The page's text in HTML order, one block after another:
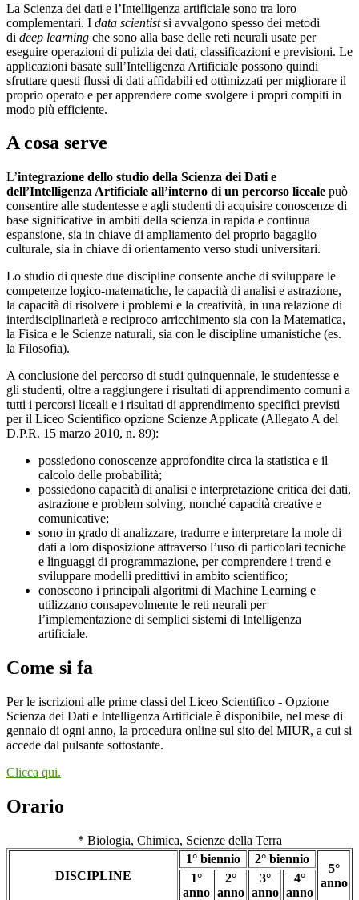
La Scienza dei dati e l’Intelligenza artificiale sono tra loro
complementari. I data scientist si avvalgono spesso dei metodi
di deep learning che sono alla base delle reti neurali usate per
eseguire operazioni di pulizia dei dati, classificazioni e previsioni. Le
applicazioni basate sull’Intelligenza Artificiale possono quindi
sfruttare questi flussi di dati affidabili ed ottimizzati per migliorare il
proprio operato e per apprendere come svolgere i propri compiti in
modo più efficiente.
A cosa serve
L’integrazione dello studio della Scienza dei Dati e
dell’Intelligenza Artificiale all’interno di un percorso liceale può
consentire alle studentesse e agli studenti di acquisire conoscenze di
base significative in ambiti della scienza in rapida e continua
espansione, sia in chiave di ampliamento del proprio bagaglio
culturale, sia in chiave di orientamento verso studi universitari.
Lo studio di queste due discipline consente anche di sviluppare le
competenze logico-matematiche, le capacità di analisi e astrazione,
la capacità di risolvere i problemi e la creatività, in una relazione di
interdisciplinarietà e reciproco arricchimento sia con la Matematica,
la Fisica e le Scienze naturali, sia con le discipline umanistiche (es.
la Filosofia).
A conclusione del percorso di studi quinquennale, le studentesse e
gli studenti, oltre a raggiungere i risultati di apprendimento comuni a
tutti i percorsi liceali e i risultati di apprendimento specifici previsti
per il Liceo Scientifico opzione Scienze Applicate (Allegato A del
D.P.R. 15 marzo 2010, n. 89):
possiedono conoscenze approfondite circa la statistica e il
calcolo delle probabilità;
possiedono capacità di analisi e interpretazione critica dei dati,
astrazione e problem solving, nonché capacità creative e
comunicative;
sono in grado di analizzare, tradurre e interpretare la mole di
dati a loro disposizione attraverso l’uso di particolari tecniche
e linguaggi di programmazione, per comprendere i trend e
sviluppare modelli predittivi in ambito scientifico;
conoscono i principali algoritmi di Machine Learning e
utilizzano consapevolmente le reti neurali per
l’implementazione di semplici sistemi di Intelligenza
artificiale.
Come si fa
Per le iscrizioni alle prime classi del Liceo Scientifico - Opzione
Scienza dei Dati e Intelligenza Artificiale è disponibile, nel mese di
gennaio di ogni anno, la procedura online sul sito del MIUR, a cui si
accede dal pulsante sottostante.
Clicca qui.
Orario
* Biologia, Chimica, Scienze della Terra
DISCIPLINE
1° biennio 2° biennio
5°
anno
1°
anno
2°
anno
3°
anno
4°
anno